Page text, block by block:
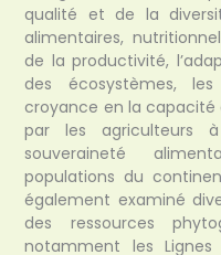
qualité et de la
alimentaires,
de la productivité,
des écosystèmes,
croyance en la capacité
par les agriculteurs
souveraineté
populations du
également examiné
des ressources
notamment les